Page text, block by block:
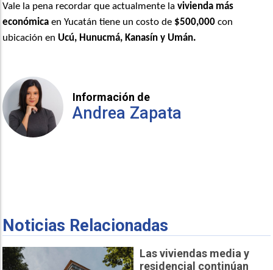
Vale la pena recordar que actualmente lavivienda más
económica en Yucatán tiene un costo de $500,000 con
ubicación en Ucú, Hunucmá, Kanasín y Umán.
Información de
Andrea Zapata
Noticias Relacionadas
Las viviendas media y
residencial continúan